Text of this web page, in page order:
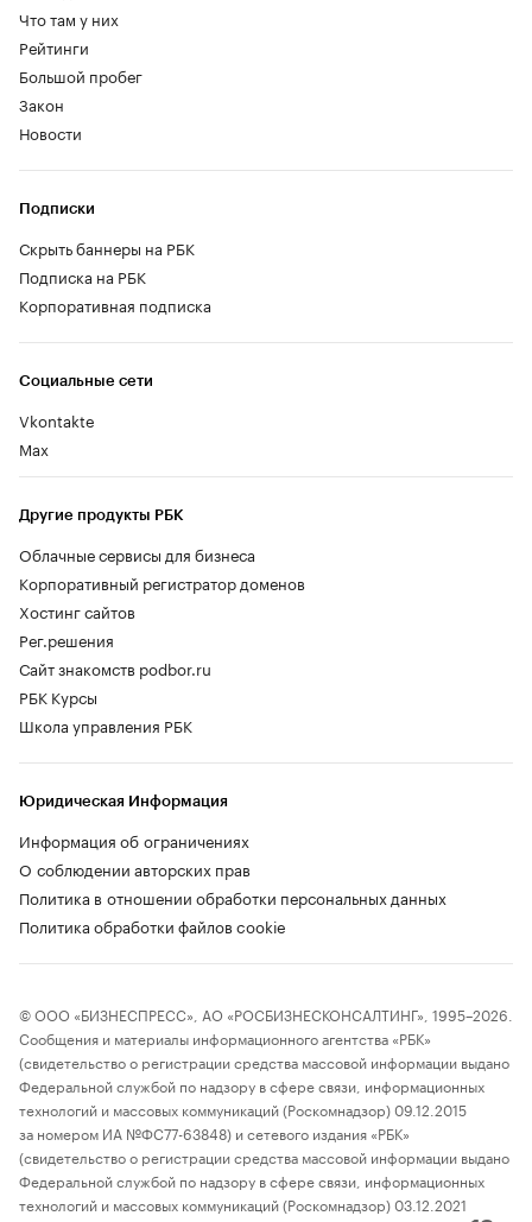
Что там у них
Рейтинги
Большой пробег
Закон
Новости
Социальные сети
Vkontakte
Max
Другие продукты РБК
Облачные сервисы для бизнеса
Корпоративный регистратор доменов
Хостинг сайтов
Рег.решения
Сайт знакомств podbor.ru
РБК Курсы
Школа управления РБК
Подписки
Скрыть баннеры на РБК
Подписка на РБК
Корпоративная подписка
Юридическая Информация
Информация об ограничениях
О соблюдении авторских прав
Политика в отношении обработки персональных данных
Политика обработки файлов cookie
© ООО «БИЗНЕСПРЕСС», АО «РОСБИЗНЕСКОНСАЛТИНГ», 1995–2026.
Сообщения и материалы информационного агентства «РБК»
(свидетельство о регистрации средства массовой информации выдано
Федеральной службой по надзору в сфере связи, информационных
технологий и массовых коммуникаций (Роскомнадзор) 09.12.2015
за номером ИА №ФС77-63848) и сетевого издания «РБК»
(свидетельство о регистрации средства массовой информации выдано
Федеральной службой по надзору в сфере связи, информационных
технологий и массовых коммуникаций (Роскомнадзор) 03.12.2021